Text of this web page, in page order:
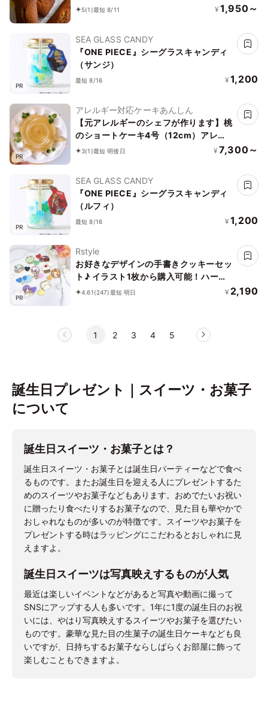
5(1)最短 8/11 ¥ 1,950～
PR
SEA GLASS CANDY
『ONE PIECE』シーグラスキャンディ
（サンジ）
最短 8/16 ¥ 1,200
PR
アレルギー対応ケーキあんしん
【元アレルギーのシェフが作ります】桃
のショートケーキ4号（12cm）アレル
ギー対応ケーキ／ヴィーガン対応
3(1)最短 明後日 ¥ 7,300～
PR
SEA GLASS CANDY
『ONE PIECE』シーグラスキャンディ
（ルフィ）
最短 8/16 ¥ 1,200
PR
Rstyle
お好きなデザインの手書きクッキーセッ
ト♪ イラスト1枚から購入可能！ハート
付き《イラストクッキー｜頂いた画像か
4.61(247)最短 明日 ¥ 2,190
1 2 3 4 5
誕生日プレゼント｜スイーツ・お菓子
について
誕生日スイーツ・お菓子とは？
誕生日スイーツ・お菓子とは誕生日パーティーなどで食べ
るものです。またお誕生日を迎える人にプレゼントするた
めのスイーツやお菓子などもあります。おめでたいお祝い
に贈ったり食べたりするお菓子なので、見た目も華やかで
おしゃれなものが多いのが特徴です。スイーツやお菓子を
プレゼントする時はラッピングにこだわるとおしゃれに見
えますよ。
誕生日スイーツは写真映えするものが人気
最近は楽しいイベントなどがあると写真や動画に撮って
SNSにアップする人も多いです。1年に1度の誕生日のお祝
いには、やはり写真映えするスイーツやお菓子を選びたい
ものです。豪華な見た目の生菓子の誕生日ケーキなども良
いですが、日持ちするお菓子ならしばらくお部屋に飾って
楽しむこともできますよ。